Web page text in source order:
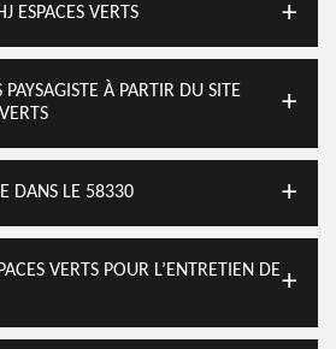
ESPACES VERTS
À PARTIR DU SITE
DANS LE 58330
VERTS POUR L’ENTRETIEN DE